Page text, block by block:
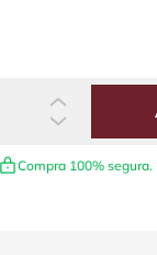
Compra 100% segura.